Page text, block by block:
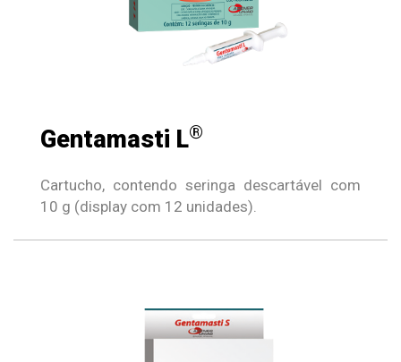
Gentamasti L®
Cartucho, contendo seringa descartável com
10 g (display com 12 unidades).